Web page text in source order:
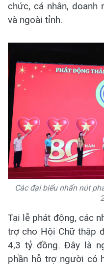
chức, cá nhân, doanh
và ngoài tỉnh.
Các đại biểu nhấn nút
Tại lễ phát động, các
trợ cho Hội Chữ thập
4,3 tỷ đồng. Đây là
phần hỗ trợ người có